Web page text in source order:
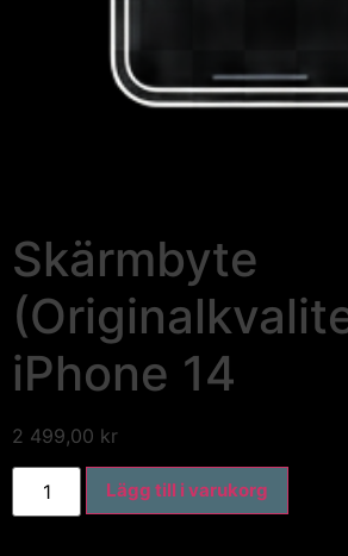
Skärmbyte
iPhone 14
2 499,00 kr
Lägg till i varukorg